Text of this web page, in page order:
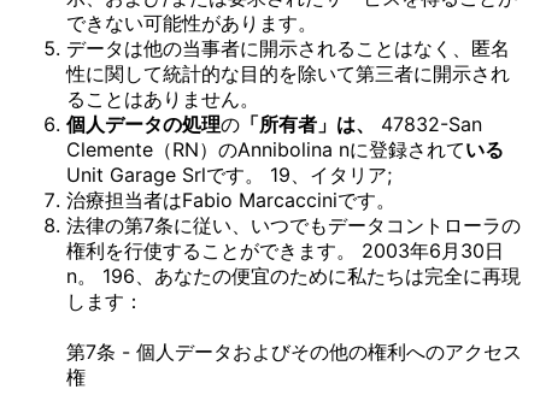
できない可能性があります。
データは他の当事者に開示されることはなく、匿名
性に関して統計的な目的を除いて第三者に開示され
ることはありません。
個人データの処理の 「所有者」は、
47832-San
Clemente（RN）のAnnibolina nに登録されている
Unit Garage Srlです。 19、イタリア;
治療担当者はFabio Marcacciniです。
法律の第7条に従い、いつでもデータコントローラの
権利を行使することができます。 2003年6月30日
n。 196、あなたの便宜のために私たちは完全に再現
します：
第7条 - 個人データおよびその他の権利へのアクセス
権